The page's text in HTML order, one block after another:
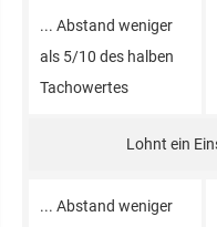
... Abstand weniger
als 5/10 des halben
Tacho­wertes
... Abstand weniger